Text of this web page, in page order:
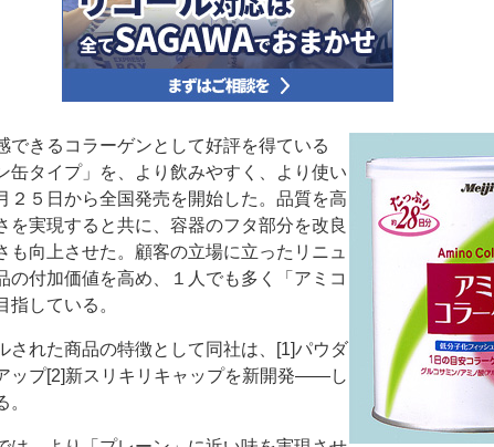
きるコラーゲンとして好評を得ている
缶タイプ」を、より飲みやすく、より使い
２５日から全国発売を開始した。品質を高
を実現すると共に、容器のフタ部分を改良
も向上させた。顧客の立場に立ったリニュ
の付加価値を高め、１人でも多く「アミコ
指している。
れた商品の特徴として同社は、[1]パウダ
ップ[2]新スリキリキャップを新開発――し